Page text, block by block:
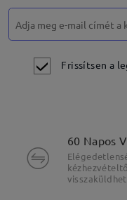
Frissítsen a
60 Napos